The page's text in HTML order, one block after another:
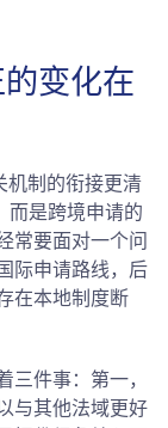
变化在
机制的衔接更清
而是跨境申请的
常要面对一个问
际申请路线，后
在本地制度断
件事：第一，
与其他法域更好